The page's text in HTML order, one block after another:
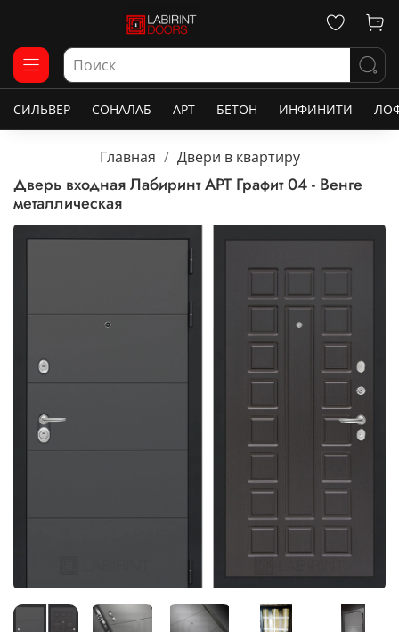
СИЛЬВЕР СОНАЛАБ АРТ БЕТОН ИНФИНИТИ
Главная Двери в квартиру
Дверь входная Лабиринт АРТ Графит 04 - Венге
металлическая